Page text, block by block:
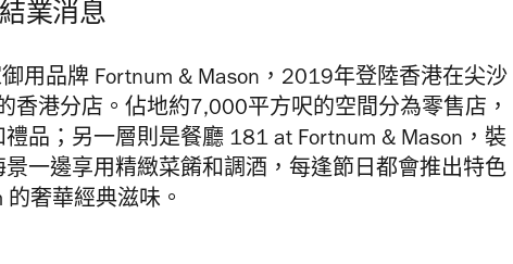
業消息
用品牌 Fortnum & Mason，2019年登陸香港在尖沙
香港分店。佔地約7,000平方呎的空間分為零售店，
品；另一層則是餐廳 ​​181 at Fortnum & Mason，裝
一邊享用精緻菜餚和調酒，每逢節日都會推出特色
奢華經典滋味。